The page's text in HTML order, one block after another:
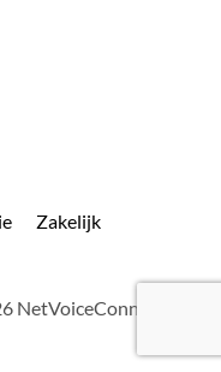
Zakelijk
NetVoiceConnect.com